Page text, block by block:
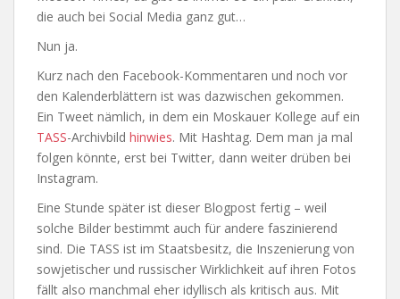
die auch bei Social Media ganz gut…
Nun ja.
Kurz nach den Facebook-Kommentaren und noch vor
den Kalenderblättern ist was dazwischen gekommen.
Ein Tweet nämlich, in dem ein Moskauer Kollege auf ein
TASS-Archivbild hinwies. Mit Hashtag. Dem man ja mal
folgen könnte, erst bei Twitter, dann weiter drüben bei
Instagram.
Eine Stunde später ist dieser Blogpost fertig – weil
solche Bilder bestimmt auch für andere faszinierend
sind. Die TASS ist im Staatsbesitz, die Inszenierung von
sowjetischer und russischer Wirklichkeit auf ihren Fotos
fällt also manchmal eher idyllisch als kritisch aus. Mit